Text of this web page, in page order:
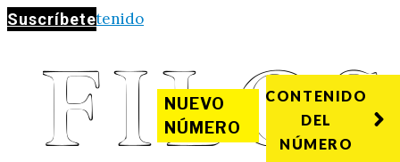
Suscríbete
Saltar al contenido
NUEVO
NÚMERO
CONTENIDO
DEL
NÚMERO